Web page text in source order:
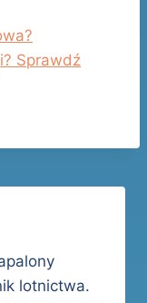
Sprawdź
lotnictwa.